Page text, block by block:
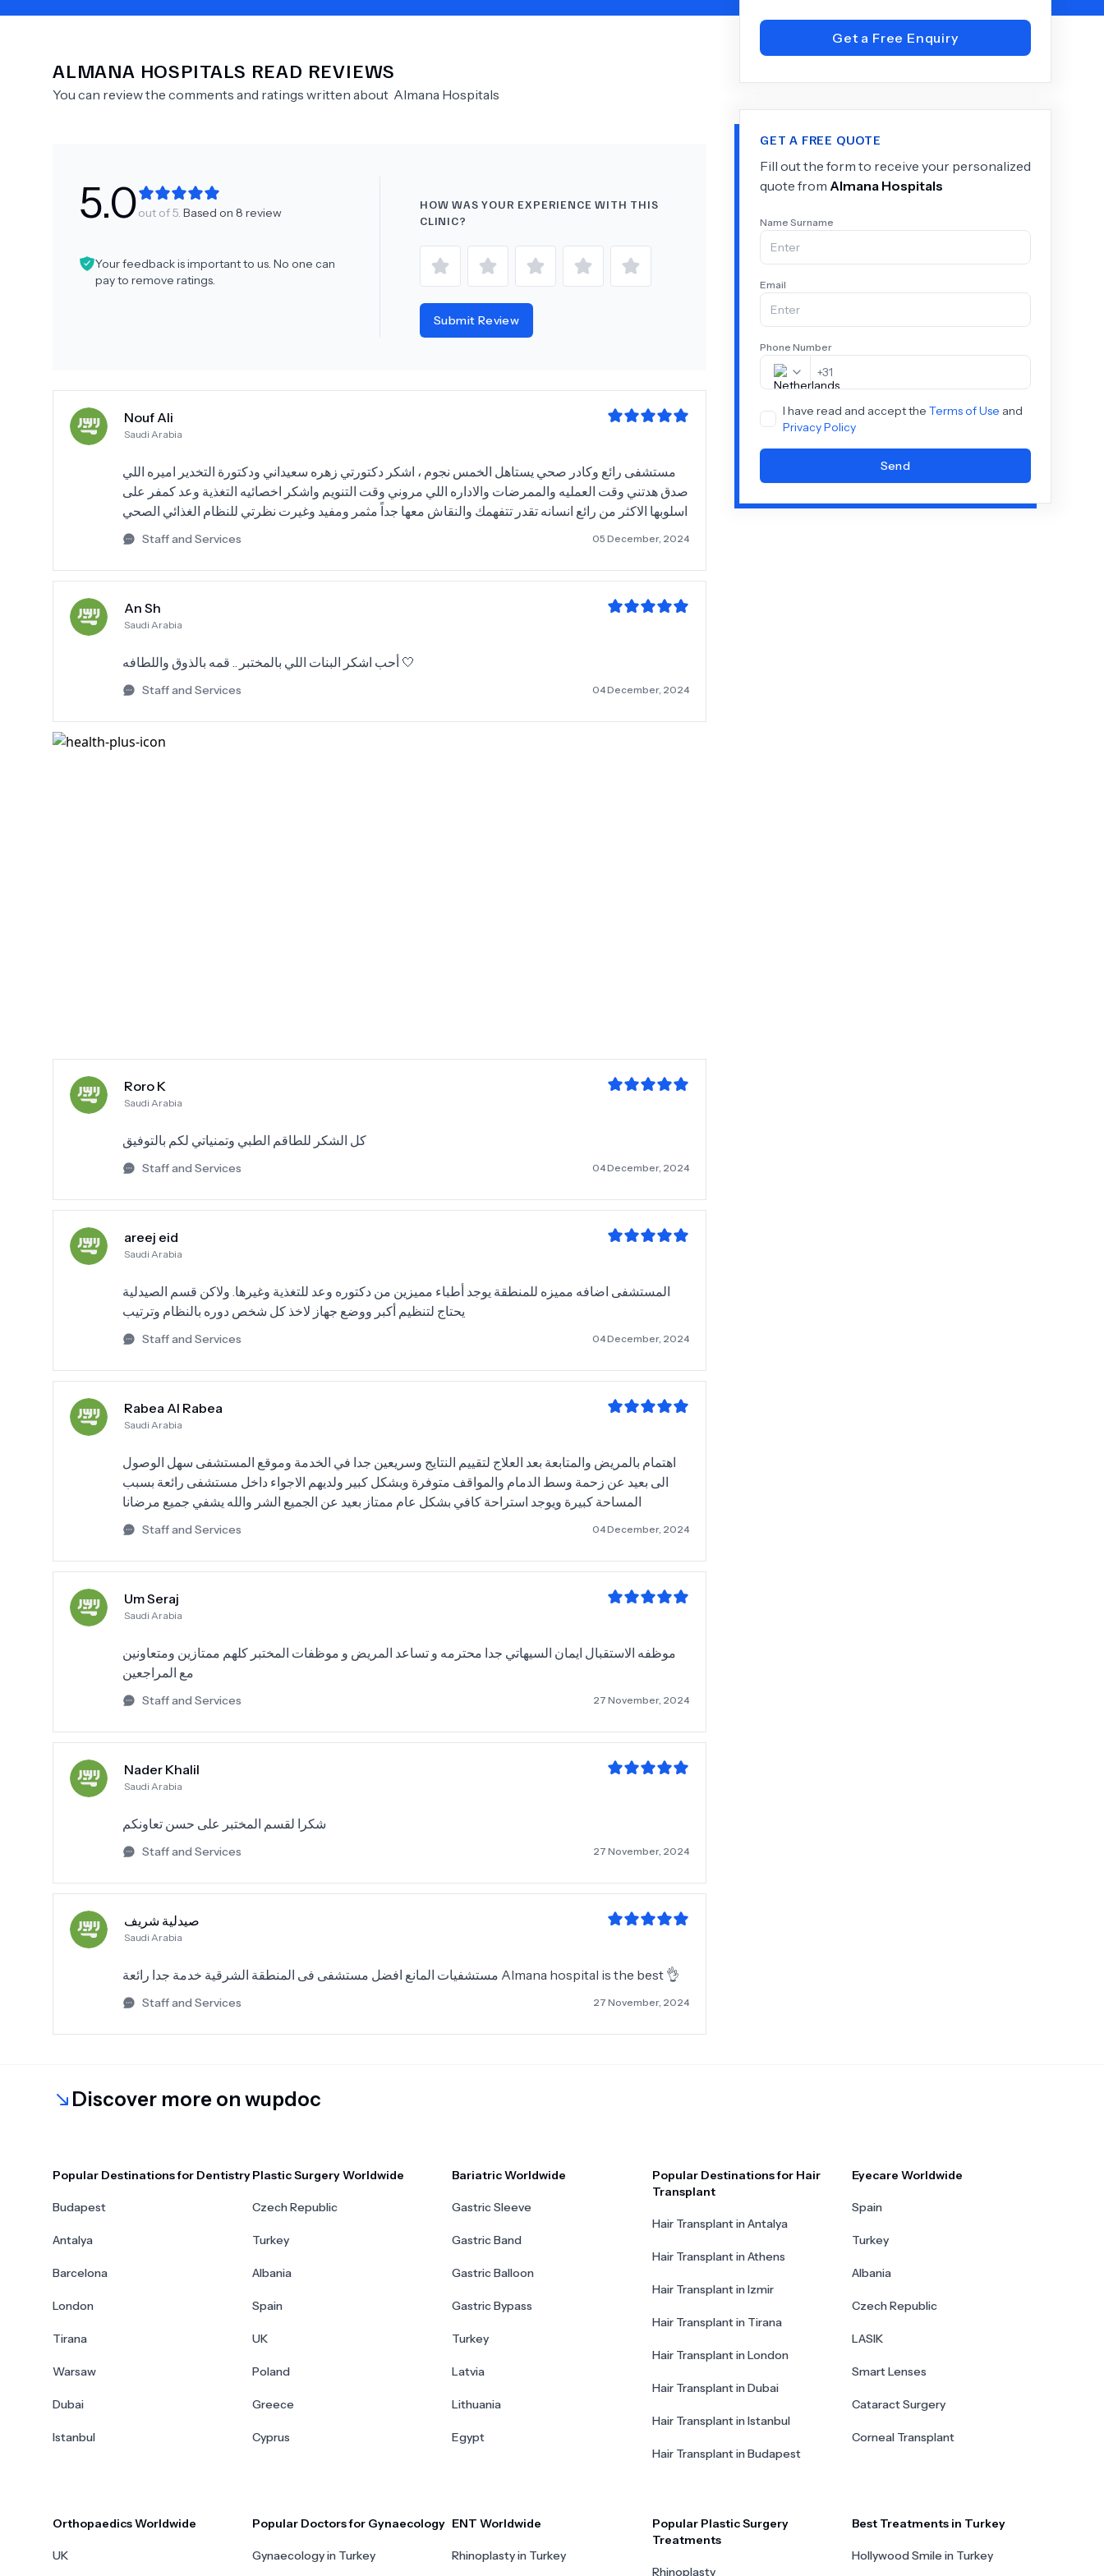
Need Help? See All Doctors
ALMANA HOSPITALS READ REVIEWS
You can review the comments and ratings written about Almana Hospitals
5.0out of 5. Based on 8 review
Your feedback is important to us. No one can
pay to remove ratings.
HOW WAS YOUR EXPERIENCE WITH THIS
CLINIC?
Submit Review
Nouf Ali
Saudi Arabia
مستشفى رائع وكادر صحي يستاهل الخمس نجوم ، اشكر دكتورتي زهره سعيداني ودكتورة التخدير اميره اللي
صدق هدتني وقت العمليه والممرضات والاداره اللي مروني وقت التنويم واشكر اخصائيه التغذية وعد كمفر على
اسلوبها الاكثر من رائع انسانه تقدر تتفهمك والنقاش معها جداً مثمر ومفيد وغيرت نظرتي للنظام الغذائي الصحي
Staff and Services 05 December, 2024
An Sh
Saudi Arabia
أحب اشكر البنات اللي بالمختبر .. قمه بالذوق واللطافه 🤍
Staff and Services 04 December, 2024
Roro K
Saudi Arabia
كل الشكر للطاقم الطبي وتمنياتي لكم بالتوفيق
Staff and Services 04 December, 2024
areej eid
Saudi Arabia
المستشفى اضافه مميزه للمنطقة يوجد أطباء مميزين من دكتوره وعد للتغذية وغيرها. ولاكن قسم الصيدلية
يحتاج لتنظيم أكبر ووضع جهاز لاخذ كل شخص دوره بالنظام وترتيب
Staff and Services 04 December, 2024
Rabea Al Rabea
Saudi Arabia
اهتمام بالمريض والمتابعة بعد العلاج لتقييم النتايج وسريعين جدا في الخدمة وموقع المستشفى سهل الوصول
الى بعيد عن زحمة وسط الدمام والمواقف متوفرة وبشكل كبير ولديهم الاجواء داخل مستشفى رائعة بسبب
المساحة كبيرة ويوجد استراحة كافي بشكل عام ممتاز بعيد عن الجميع الشر والله يشفي جميع مرضانا
Staff and Services 04 December, 2024
Um Seraj
Saudi Arabia
موظفه الاستقبال ايمان السيهاتي جدا محترمه و تساعد المريض و موظفات المختبر كلهم ممتازين ومتعاونين
مع المراجعين
Staff and Services 27 November, 2024
Nader Khalil
Saudi Arabia
شكرا لقسم المختبر على حسن تعاونكم
Staff and Services 27 November, 2024
صيدلية شريف
Saudi Arabia
مستشفيات المانع افضل مستشفى فى المنطقة الشرقية خدمة جدا رائعة Almana hospital is the best 👌
Staff and Services 27 November, 2024
Get a Free Enquiry
GET A FREE QUOTE
Fill out the form to receive your personalized
quote from Almana Hospitals
Name Surname
Email
Phone Number
+31
I have read and accept the Terms of Use and
Privacy Policy
Send
Discover more on wupdoc
Popular Destinations for Dentistry
Budapest
Antalya
Barcelona
London
Tirana
Warsaw
Dubai
Istanbul
Plastic Surgery Worldwide
Czech Republic
Turkey
Albania
Spain
UK
Poland
Greece
Cyprus
Bariatric Worldwide
Gastric Sleeve
Gastric Band
Gastric Balloon
Gastric Bypass
Turkey
Latvia
Lithuania
Egypt
Popular Destinations for Hair
Transplant
Hair Transplant in Antalya
Hair Transplant in Athens
Hair Transplant in Izmir
Hair Transplant in Tirana
Hair Transplant in London
Hair Transplant in Dubai
Hair Transplant in Istanbul
Hair Transplant in Budapest
Eyecare Worldwide
Spain
Turkey
Albania
Czech Republic
LASIK
Smart Lenses
Cataract Surgery
Corneal Transplant
Orthopaedics Worldwide
UK
Popular Doctors for Gynaecology
Gynaecology in Turkey
ENT Worldwide
Rhinoplasty in Turkey
Popular Plastic Surgery
Treatments
Rhinoplasty
Best Treatments in Turkey
Hollywood Smile in Turkey